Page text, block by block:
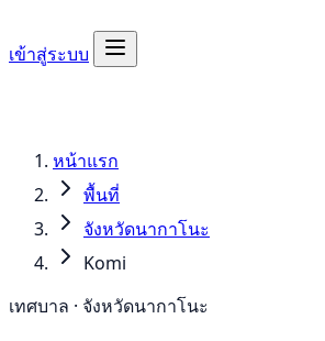
เข้าสู่ระบบ
หน้าแรก
พื้นที่
จังหวัดนากาโนะ
Komi
เทศบาล · จังหวัดนากาโนะ